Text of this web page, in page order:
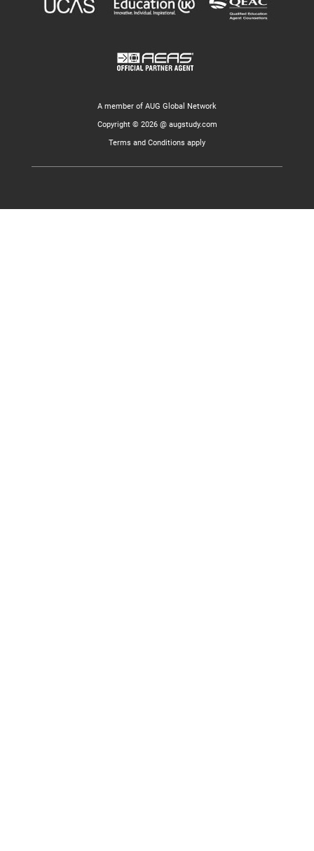
A member of AUG Global Network
Copyright © 2026 @ augstudy.com
Terms and Conditions apply